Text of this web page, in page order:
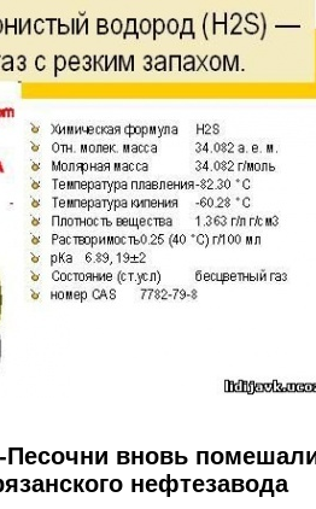
вновь
нефтезавода